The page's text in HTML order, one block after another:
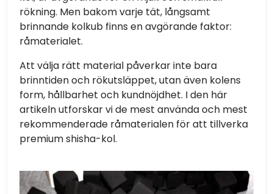
rökning. Men bakom varje tät, långsamt
brinnande kolkub finns en avgörande faktor:
råmaterialet.
Att välja rätt material påverkar inte bara
brinntiden och rökutsläppet, utan även kolens
form, hållbarhet och kundnöjdhet. I den här
artikeln utforskar vi de mest använda och mest
rekommenderade råmaterialen för att tillverka
premium shisha-kol.